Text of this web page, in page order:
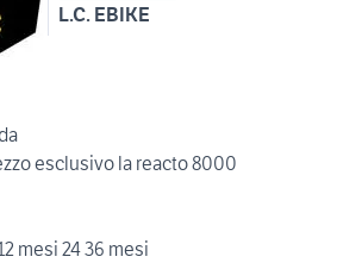
L.C. EBIKE
esclusivo la reacto 8000
mesi 24 36 mesi